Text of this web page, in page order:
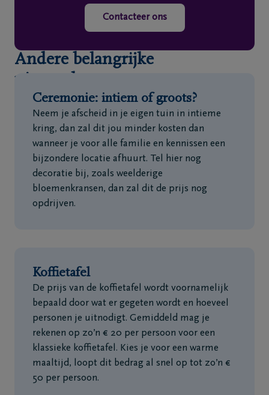
Contacteer ons
Andere belangrijke
uitvaartkosten
Ceremonie: intiem of groots?
Neem je afscheid in je eigen tuin in intieme
kring, dan zal dit jou minder kosten dan
wanneer je voor alle familie en kennissen een
bijzondere locatie afhuurt. Tel hier nog
decoratie bij, zoals weelderige
bloemenkransen, dan zal dit de prijs nog
opdrijven.
Koffietafel
De prijs van de koffietafel wordt voornamelijk
bepaald door wat er gegeten wordt en hoeveel
personen je uitnodigt. Gemiddeld mag je
rekenen op zo’n € 20 per persoon voor een
klassieke koffietafel. Kies je voor een warme
maaltijd, loopt dit bedrag al snel op tot zo’n €
50 per persoon.